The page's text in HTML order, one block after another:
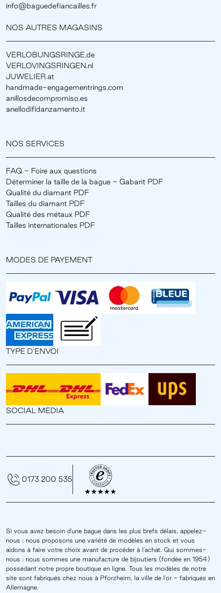
info@baguedefiancailles.fr
NOS AUTRES MAGASINS
VERLOBUNGSRINGE.de
VERLOVINGSRINGEN.nl
JUWELIER.at
handmade-engagementrings.com
anillosdecompromiso.es
anellodifidanzamento.it
NOS SERVICES
FAQ - Foire aux questions
Déterminer la taille de la bague - Gabarit PDF
Qualité du diamant PDF
Tailles du diamant PDF
Qualité des métaux PDF
Tailles internationales PDF
MODES DE PAYEMENT
TYPE D'ENVOI
SOCIAL MEDIA
Si vous avez besoin d'une bague dans les plus brefs délais, appelez-
nous : nous proposons une variété de modèles en stock et vous
aidons à faire votre choix avant de procéder à l'achat. Qui sommes-
nous : nous sommes une manufacture de bijoutiers (fondée en 1954)
possédant notre propre boutique en ligne. Tous les modèles de notre
site sont fabriqués chez nous à Pforzheim, la ville de l'or - fabriqués en
Allemagne.
0173 200 535